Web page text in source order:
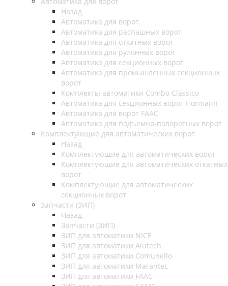
Назад
Автоматика для ворот
Автоматика для распашных ворот
Автоматика для откатных ворот
Автоматика для рулонных ворот
Автоматика для секционных ворот
Автоматика для промышленных секционных
ворот
Комплекты автоматики Combo Classico
Автоматика для секционных ворот Hörmann
Автоматика для ворот FAAC
Автоматика для подъемно-поворотных ворот
Комплектующие для автоматических ворот
Назад
Комплектующие для автоматических ворот
Комплектующие для автоматических откатных
ворот
Комплектующие для автоматических
секционных ворот
Запчасти (ЗИП)
Назад
Запчасти (ЗИП)
ЗИП для автоматики NICE
ЗИП для автоматики Alutech
ЗИП для автоматики Comunello
ЗИП для автоматики Marantec
ЗИП для автоматики FAAC